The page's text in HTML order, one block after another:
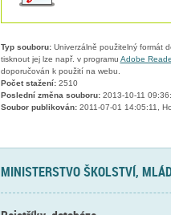
Typ souboru:Univerzálně použitelný formát
tisknout jej lze např. v programu Adobe
doporučován k použití na webu.
Počet stažení:2510
Poslední změna souboru:2013-10-11
Soubor publikován:2011-07-01 14:05:11,
MINISTERSTVO ŠKOLSTVÍ,